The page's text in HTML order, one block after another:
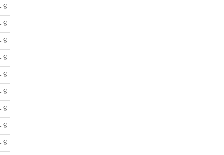
- %
- %
- %
- %
- %
- %
- %
- %
- %